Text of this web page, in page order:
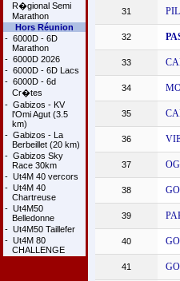
R�gional Semi
Marathon
Hors Réunion
- 6000D - 6D
Marathon
- 6000D 2026
- 6000D - 6D Lacs
- 6000D - 6d
Cr�tes
- Gabizos - KV
l'Omi Agut (3.5
km)
- Gabizos - La
Berbeillet (20 km)
- Gabizos Sky
Race 30km
- Ut4M 40 vercors
- Ut4M 40
Chartreuse
- Ut4M50
Belledonne
- Ut4M50 Taillefer
- Ut4M 80
CHALLENGE
31
32
33
34
35
36
37
38
39
40
41